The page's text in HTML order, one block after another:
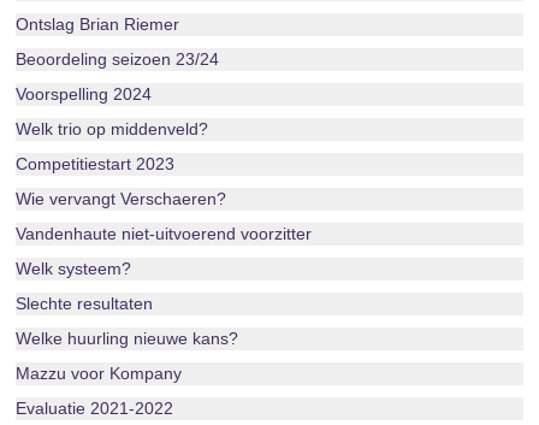
Ontslag Brian Riemer
Beoordeling seizoen 23/24
Voorspelling 2024
Welk trio op middenveld?
Competitiestart 2023
Wie vervangt Verschaeren?
Vandenhaute niet-uitvoerend voorzitter
Welk systeem?
Slechte resultaten
Welke huurling nieuwe kans?
Mazzu voor Kompany
Evaluatie 2021-2022